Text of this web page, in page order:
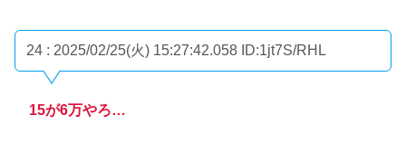
24 : 2025/02/25(火) 15:27:42.058 ID:1jt7S/RHL
15が6万やろ…